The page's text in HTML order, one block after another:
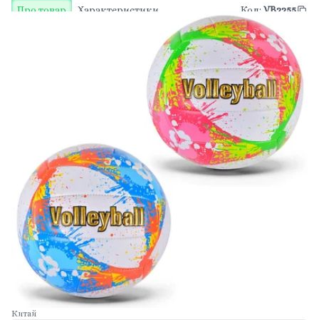
Про товар Характеристики Код: VB2255
Китай